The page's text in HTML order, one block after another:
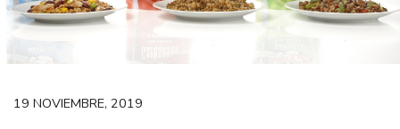
19 NOVIEMBRE, 2019